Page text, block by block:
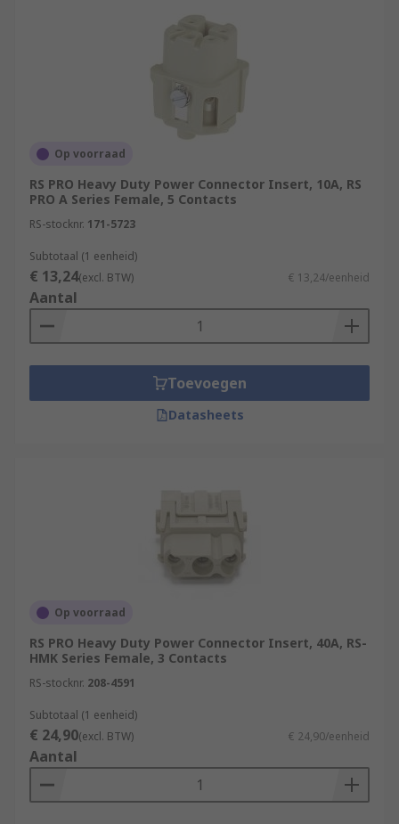
Op voorraad
RS PRO Heavy Duty Power Connector Insert, 10A, RS
PRO A Series Female, 5 Contacts
RS-stocknr. 171-5723
Subtotaal (1 eenheid)
€ 13,24(excl. BTW) € 13,24/eenheid
Aantal
Toevoegen
Datasheets
Op voorraad
RS PRO Heavy Duty Power Connector Insert, 40A, RS-
HMK Series Female, 3 Contacts
RS-stocknr. 208-4591
Subtotaal (1 eenheid)
€ 24,90(excl. BTW) € 24,90/eenheid
Aantal